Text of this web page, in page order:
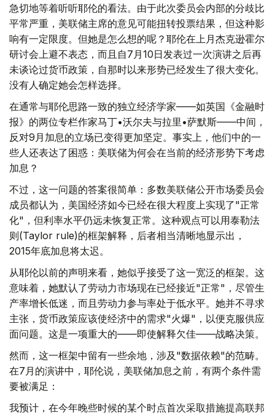
急切地等着听听耶伦的看法。由于此次委员会内部的分歧比
平常严重，美联储主席的意见可能扭转投票结果，但这种影
响有一定限度。但她是怎么想的呢？耶伦在上月杰克逊霍尔
研讨会上避不表态，而且自7月10日发表过一次演讲之后再
未谈论过货币政策，自那时以来形势已经发生了很大变化。
没有人确定她会怎样选择。
在通常与耶伦思路一致的独立经济学家——如英国《金融时
报》的两位专栏作家马丁•沃尔夫与拉里•萨默斯——中间，
反对9月加息的立场已变得更加坚定。事实上，他们中的一
些人还表达了困惑：美联储为何会在当前的经济形势下考虑
加息？
不过，这一问题的答案很简单：多数美联储公开市场委员会
成员都认为，美国经济如今已经在很大程度上实现了"正常
化"，但利率水平仍远未恢复正常。这种观点可以用泰勒法
则(Taylor rule)的框架解释，后者相当清晰地显示出，
2015年底加息将太迟。
从耶伦以前的声明来看，她似乎接受了这一宽泛的框架。这
意味着，她默认了劳动力市场现在已经接近"正常"，尽管生
产率增长低迷，而且劳动力参与率处于低水平。她并不寻求
主张，货币政策应该使经济中的需求"火爆"，以便克服供应
面问题。这是一项重大的——即使解释欠佳——战略决策。
然而，这一框架中留有一些余地，涉及"数据依赖"的范畴。
在7月的演讲中，耶伦说，美联储加息之前，有两个条件需
要被满足：
我预计，在今年晚些时候的某个时点首次采取措施提高联邦